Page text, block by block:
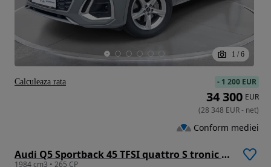
1 / 6
Audi Q5 Sportback 45 TFSI quattro S tronic MHEV S Line
1984 cm3 • 265 CP
- 1 200 EUR
34 300 EUR
(28 348 EUR- net)
Conform mediei
Calculeaza rata